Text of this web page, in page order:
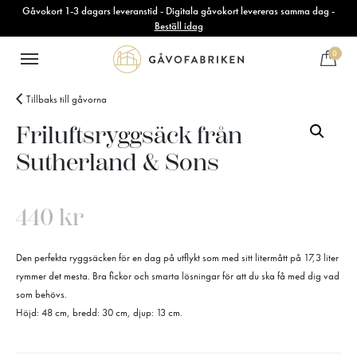
Gåvokort 1-3 dagars leveranstid - Digitala gåvokort levereras samma dag -
Beställ idag
0
Tillbaks till gåvorna
Friluftsryggsäck från
Sutherland & Sons
440 kr
Den perfekta ryggsäcken för en dag på utflykt som med sitt litermått på 17,3 liter
rymmer det mesta. Bra fickor och smarta lösningar för att du ska få med dig vad
som behövs.
Höjd: 48 cm, bredd: 30 cm, djup: 13 cm.